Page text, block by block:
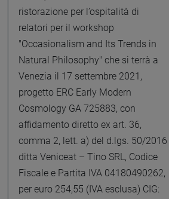
ristorazione per l’ospitalità di
relatori per il workshop
"Occasionalism and Its Trends in
Natural Philosophy" che si terrà a
Venezia il 17 settembre 2021,
progetto ERC Early Modern
Cosmology GA 725883, con
affidamento diretto ex art. 36,
comma 2, lett. a) del d.lgs. 50/2016
ditta Veniceat – Tino SRL, Codice
Fiscale e Partita IVA 04180490262,
per euro 254,55 (IVA esclusa) CIG: